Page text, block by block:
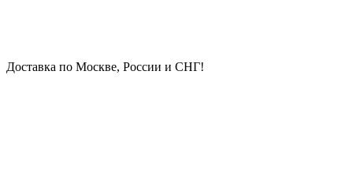
Доставка по Москве, России и СНГ!